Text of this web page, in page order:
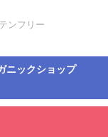
ンフリー
ニックショップ